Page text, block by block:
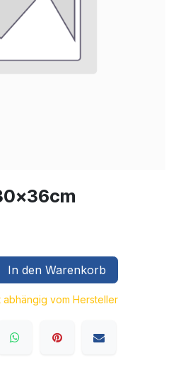
In den Warenkorb
vom Hersteller